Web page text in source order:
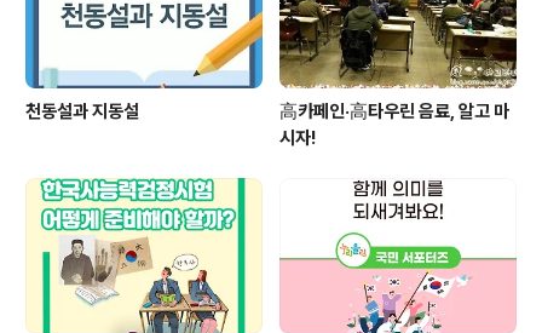
천동설과 지동설
高카페인·高타우린 음료, 알고 마
시자!